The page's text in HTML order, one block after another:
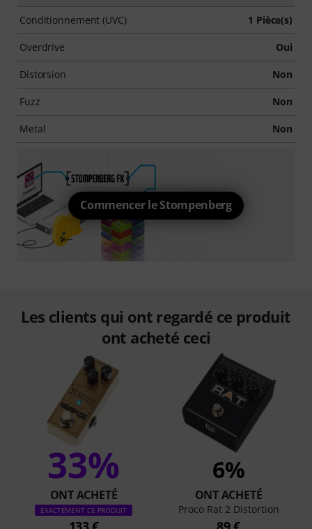
Conditionnement (UVC) 1 Pièce(s)
Overdrive Oui
Distorsion Non
Fuzz Non
Metal Non
Commencer le Stompenberg
Les clients qui ont regardé ce produit
ont acheté ceci
33%
ONT ACHETÉ
EXACTEMENT CE PRODUIT
6%
ONT ACHETÉ
Proco Rat 2 Distortion